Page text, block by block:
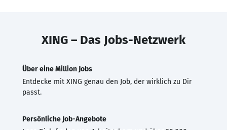
XING – Das Jobs-Netzwerk
Über eine Million Jobs
Entdecke mit XING genau den Job, der wirklich zu Dir
passt.
Persönliche Job-Angebote